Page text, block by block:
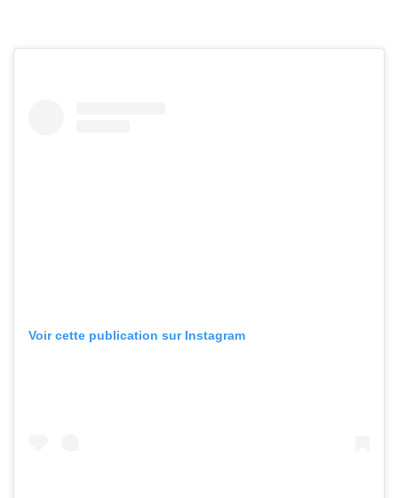
Voir cette publication sur Instagram